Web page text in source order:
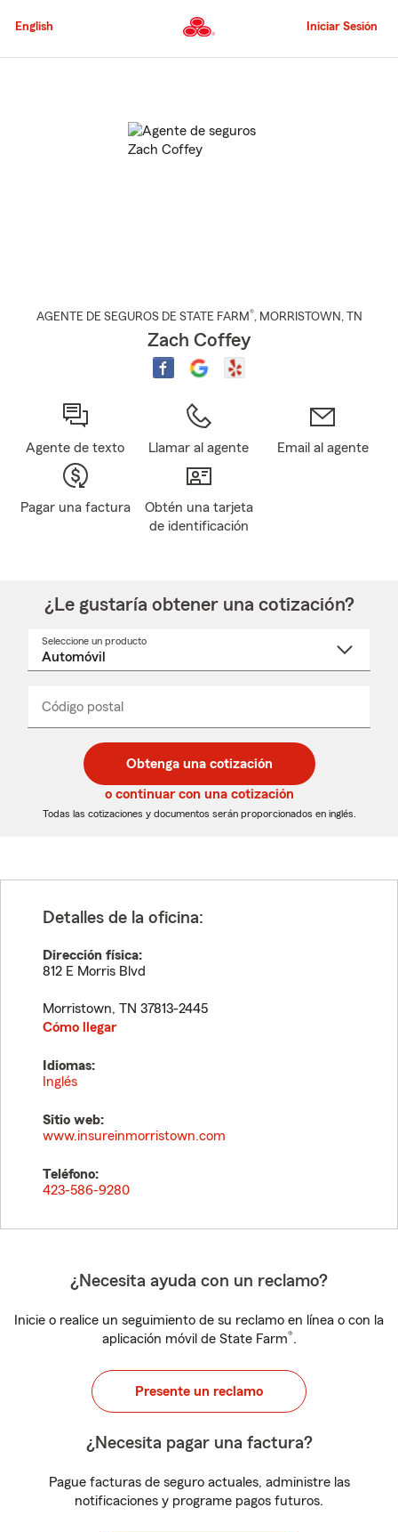
al
principal
English Iniciar Sesión
AGENTE DE SEGUROS DE STATE FARM®, MORRISTOWN , TN
Zach Coffey
Agente de texto Llamar al agente Email al agente
Pagar una factura
Obtén una tarjeta
de identificación
¿Le gustaría obtener una cotización?
Seleccione un producto
desplegable
Código postal
de
5
dígitos
de
5
dígitos
_____
Obtenga una cotización
o continuar con una cotización
Todas las cotizaciones y documentos serán proporcionados en inglés.
Detalles de la oficina:
Dirección física:
812 E Morris Blvd
Morristown, TN 37813-2445
Cómo llegar
Idiomas:
Inglés
Sitio web:
www.insureinmorristown.com
Teléfono:
423-586-9280
¿Necesita ayuda con un reclamo?
Inicie o realice un seguimiento de su reclamo en línea o con la
aplicación móvil de State Farm®.
Presente un reclamo
¿Necesita pagar una factura?
Pague facturas de seguro actuales, administre las
notificaciones y programe pagos futuros.